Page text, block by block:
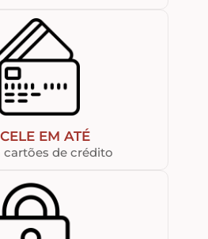
EM ATÉ
cartões de crédito